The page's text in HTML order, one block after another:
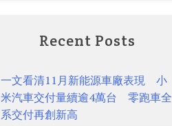
Recent Posts
一文看清11月新能源車廠表現 小
米汽車交付量續逾4萬台 零跑車全
系交付再創新高